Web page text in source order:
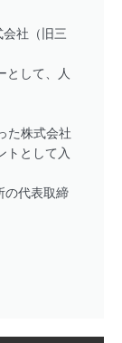
社（旧三
として、人
た株式会社
トとして入
の代表取締